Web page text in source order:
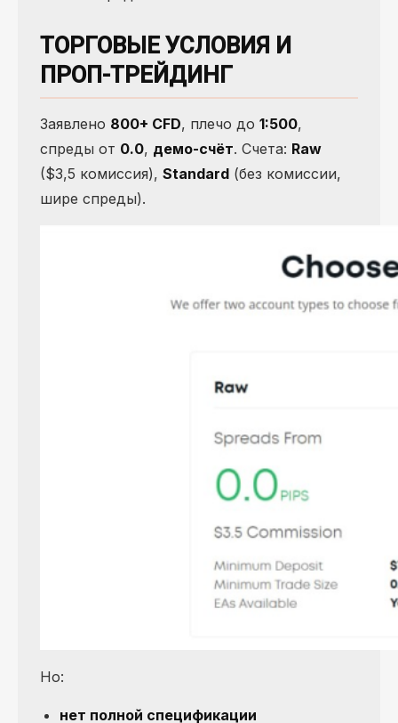
ТОРГОВЫЕ УСЛОВИЯ И
ПРОП-ТРЕЙДИНГ
Заявлено 800+ CFD, плечо до 1:500,
спреды от 0.0, демо-счёт. Счета: Raw
($3,5 комиссия), Standard (без комиссии,
шире спреды).
Но:
нет полной спецификации